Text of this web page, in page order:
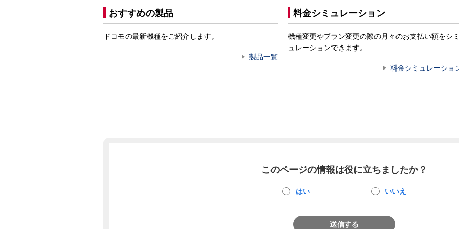
おすすめの製品
ドコモの最新機種をご紹介します。
製品一覧
料金シミュレーション
機種変更やプラン変更の際の月々のお支払い額をシ
ュレーションできます。
料金シミュレーショ
このページの情報は役に立ちましたか？
はい いいえ
送信する